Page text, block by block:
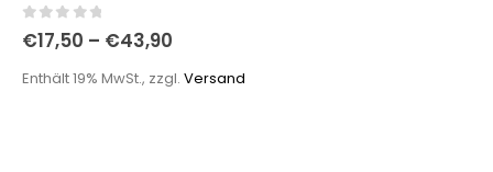
0out of 5
€17,50 – €43,90
Enthält 19% MwSt., zzgl. Versand